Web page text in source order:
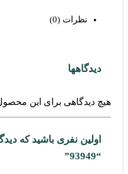
نظرات (0)
دیدگاهها
هیچ دیدگاهی برای این
اولین نفری باشید که
“93949”